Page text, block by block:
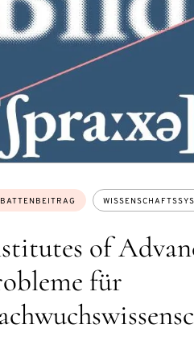
of
für